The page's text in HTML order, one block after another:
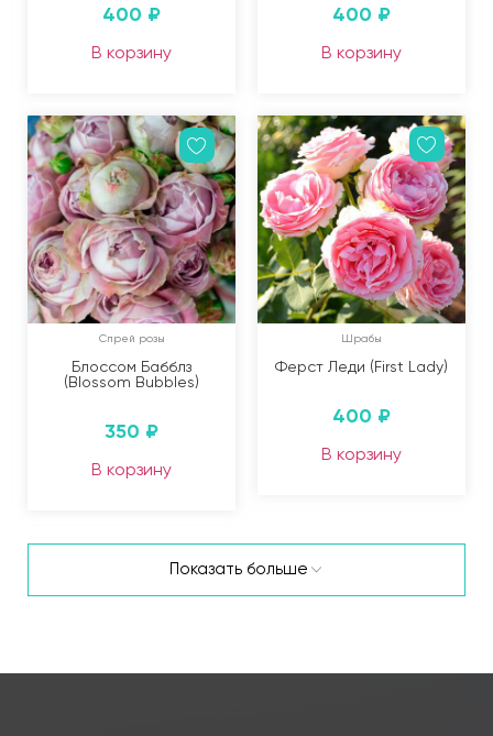
400 ₽
В корзину
400 ₽
В корзину
Спрей розы
Блоссом Бабблз
(Blossom Bubbles)
350 ₽
В корзину
Шрабы
Ферст Леди (First Lady)
400 ₽
В корзину
Показать больше